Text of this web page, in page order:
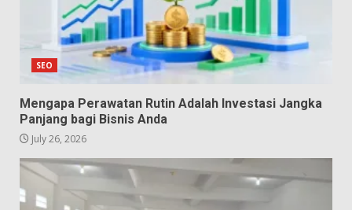
SEO
Mengapa Perawatan Rutin Adalah Investasi Jangka
Panjang bagi Bisnis Anda
July 26, 2026